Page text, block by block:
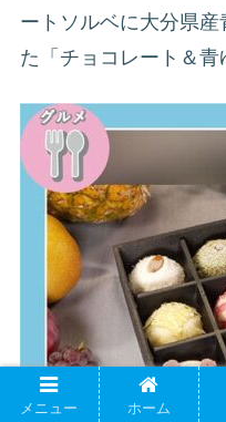
ートソルベに大分県
た「チョコレート＆青
メニュー ホーム